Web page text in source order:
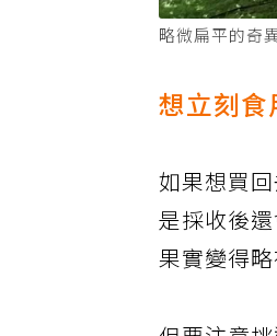
略微扁平的
想立刻食
如果想買
是採收後
果實變得